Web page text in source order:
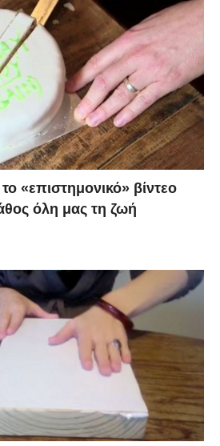
«επιστημονικό» βίντεο
όλη μας τη ζωή